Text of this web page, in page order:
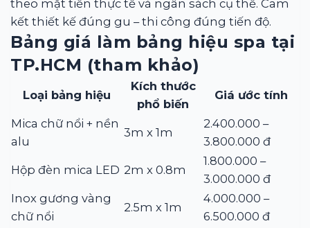
theo mặt tiền thực tế và ngân sách cụ thể. Cam
kết thiết kế đúng gu – thi công đúng tiến độ.
Bảng giá làm bảng hiệu spa tại
TP.HCM (tham khảo)
Loại bảng hiệu
Kích thước
phổ biến
Giá ước tính
Mica chữ nổi + nền
alu
3m x 1m
2.400.000 –
3.800.000 đ
Hộp đèn mica LED 2m x 0.8m
1.800.000 –
3.000.000 đ
Inox gương vàng
chữ nổi
2.5m x 1m
4.000.000 –
6.500.000 đ